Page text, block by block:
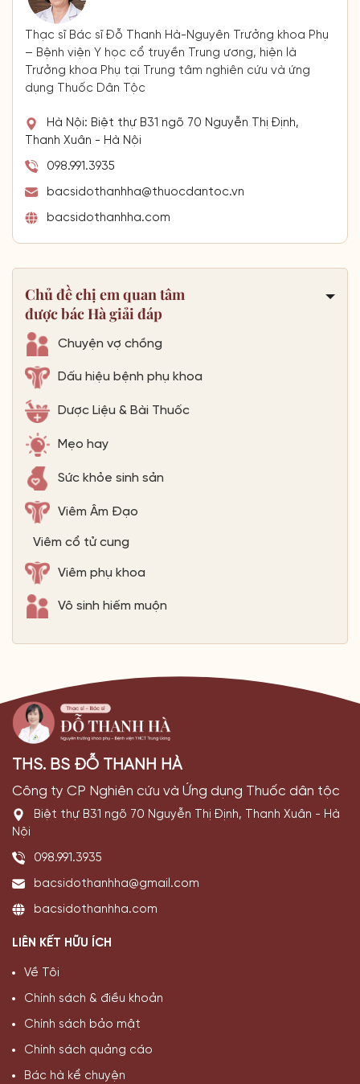
Thạc sĩ Bác sĩ Đỗ Thanh Hà-Nguyên Trưởng khoa Phụ
– Bệnh viện Y học cổ truyền Trung ương, hiện là
Trưởng khoa Phụ tại Trung tâm nghiên cứu và ứng
dụng Thuốc Dân Tộc
Hà Nội: Biệt thự B31 ngõ 70 Nguyễn Thị Định,
Thanh Xuân - Hà Nội
098.991.3935
bacsidothanhha@thuocdantoc.vn
bacsidothanhha.com
Chủ đề chị em quan tâm
được bác Hà giải đáp
Chuyện vợ chồng
Dấu hiệu bệnh phụ khoa
Dược Liệu & Bài Thuốc
Mẹo hay
Sức khỏe sinh sản
Viêm Âm Đạo
Viêm cổ tử cung
Viêm phụ khoa
Vô sinh hiếm muộn
THS. BS ĐỖ THANH HÀ
Công ty CP Nghiên cứu và Ứng dụng Thuốc dân tộc
Biệt thự B31 ngõ 70 Nguyễn Thị Định, Thanh Xuân - Hà
Nội
098.991.3935
bacsidothanhha@gmail.com
bacsidothanhha.com
LIÊN KẾT HỮU ÍCH
Về Tôi
Chính sách & điều khoản
Chính sách bảo mật
Chính sách quảng cáo
Bác hà kể chuyện